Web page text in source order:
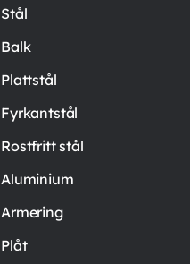
Stål
Balk
Plattstål
Fyrkantstål
Rostfritt stål
Aluminium
Armering
Plåt